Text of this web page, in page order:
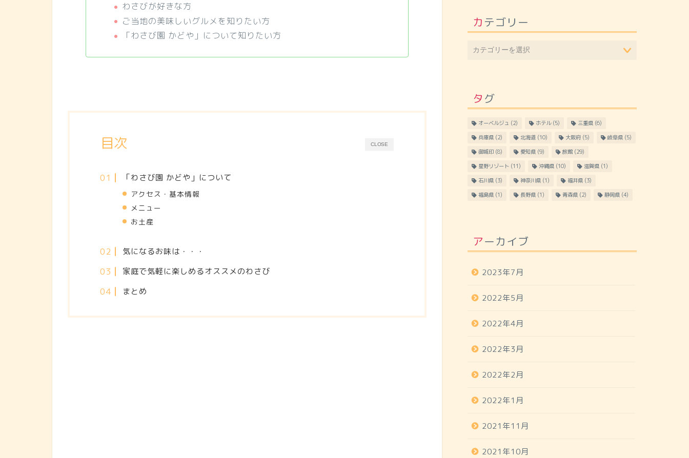
わさびが好きな方
ご当地の美味しいグルメを知りたい方
「わさび園 かどや」について知りたい方
CLOSE
目次
「わさび園 かどや」について
アクセス・基本情報
メニュー
お土産
気になるお味は・・・
家庭で気軽に楽しめるオススメのわさび
まとめ
カテゴリー
タグ
オーベルジュ (2) ホテル(5) 三重県(6)
兵庫県(2) 北海道(10) 大阪府(5) 岐阜県(5)
御城印(8) 愛知県(9) 旅館(29)
星野リゾート(11) 沖縄県(10) 滋賀県(1)
石川県(3) 神奈川県(1) 福井県(3)
福島県(1) 長野県(1) 青森県(2) 静岡県(4)
アーカイブ
2023年7月
2022年5月
2022年4月
2022年3月
2022年2月
2022年1月
2021年11月
2021年10月